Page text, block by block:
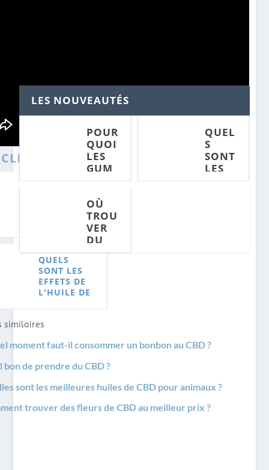
CONNEXES :
CBD SONT-
QUELS
SONT LES
EFFETS DE
L'HUILE DE
similaires
moment faut-il consommer un bonbon au CBD ?
bon de prendre du CBD ?
sont les meilleures huiles de CBD pour animaux ?
trouver des fleurs de CBD au meilleur prix ?
LES NOUVEAUTÉS
POUR
QUOI
LES
GUM
MIES
SONT
-ILS
TANT
PRISÉ
S ?
QUEL
S
SONT
LES
EFFET
OÙ
TROU
VER
DU
CBD
?